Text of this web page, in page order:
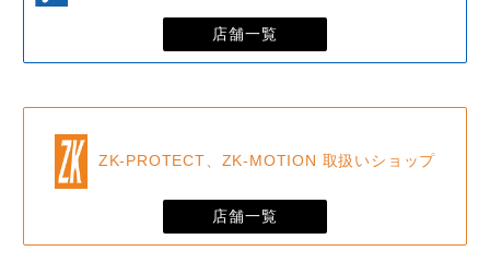
店舗一覧
ZK-PROTECT、ZK-MOTION 取扱いショップ
店舗一覧